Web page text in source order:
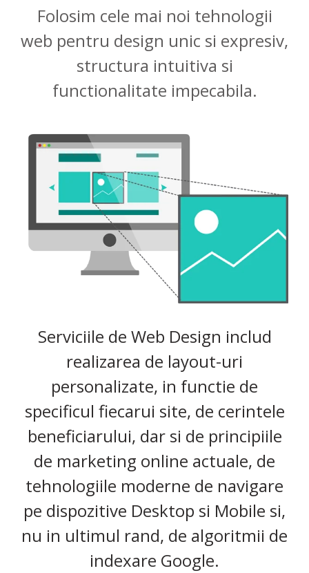
Folosim cele mai noi tehnologii
web pentru design unic si expresiv,
structura intuitiva si
functionalitate impecabila.
Serviciile de Web Design includ
realizarea de layout-uri
personalizate, in functie de
specificul fiecarui site, de cerintele
beneficiarului, dar si de principiile
de marketing online actuale, de
tehnologiile moderne de navigare
pe dispozitive Desktop si Mobile si,
nu in ultimul rand, de algoritmii de
indexare Google.